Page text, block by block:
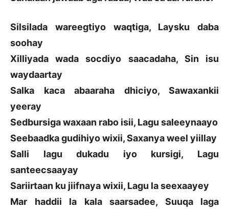
Silsilada wareegtiyo waqtiga, Laysku daba
soohay
Xilliyada wada socdiyo saacadaha, Sin isu
waydaartay
Salka kaca abaaraha dhiciyo, Sawaxankii
yeeray
Sedbursiga waxaan rabo isii, Lagu saleeynaayo
Seebaadka gudihiyo wixii, Saxanya weel yiillay
Salli lagu dukadu iyo kursigi, Lagu
santeecsaayay
Sariirtaan ku jiifnaya wixii, Lagu la seexaayey
Mar haddii la kala saarsadee, Suuqa laga